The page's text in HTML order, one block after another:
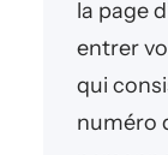
la page
entrer
qui
numéro